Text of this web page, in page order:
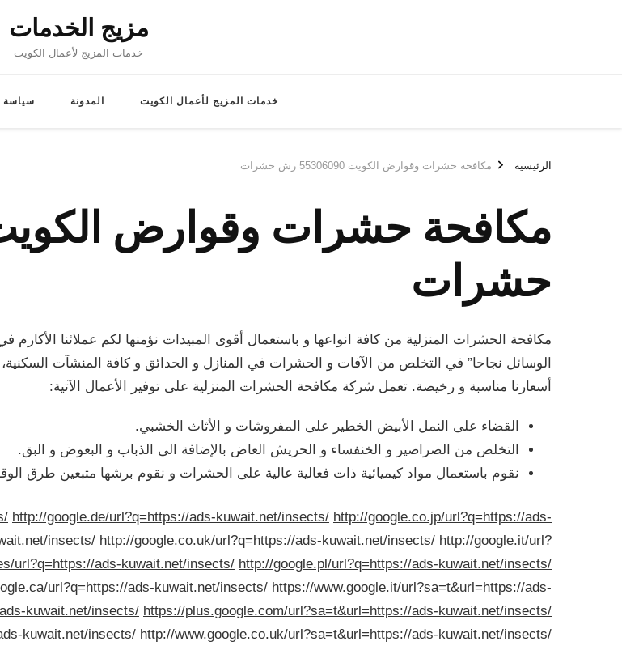
مزيج الخدمات
خدمات المزيج لأعمال الكويت
خدمات المزيج لأعمال الكويت المدونة سياسة
الرئيسية مكافحة حشرات وقوارض الكويت 55306090 رش حشرات
حشرات
مكافحة الحشرات المنزلية من كافة انواعها و باستعمال أقوى المبيدات نؤمنها لكم عملائنا
أسعارنا مناسبة و رخيصة. تعمل شركة مكافحة الحشرات المنزلية على توفير الأعمال الآتية:
القضاء على النمل الأبيض الخطير على المفروشات و الأثاث الخشبي.
التخلص من الصراصير و الخنفساء و الحريش العاض بالإضافة الى الذباب و البعوض و البق.
نقوم باستعمال مواد كيميائية ذات فعالية عالية على الحشرات و نقوم برشها متبعين طرق
http://google.de/url?q=https://ads-kuwait.net/insects/ http://google.co.jp/url?q=https://ads-
insects/ http://google.co.uk/url?q=https://ads-kuwait.net/insects/ http://google.it/url?
url?q=https://ads-kuwait.net/insects/ http://google.pl/url?q=https://ads-kuwait.net/insects/
url?q=https://ads-kuwait.net/insects/ https://www.google.it/url?sa=t&url=https://ads-
kuwait.net/insects/ https://plus.google.com/url?sa=t&url=https://ads-kuwait.net/insects/
kuwait.net/insects/ http://www.google.co.uk/url?sa=t&url=https://ads-kuwait.net/insects/